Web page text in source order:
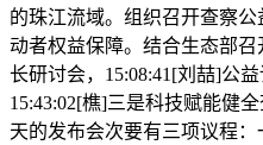
的珠江流域。组织召开查察
动者权益保障。结合生态部
长研讨会，15:08:41[刘喆]公
15:43:02[樵]三是科技赋能健
天的发布会次要有三项议程